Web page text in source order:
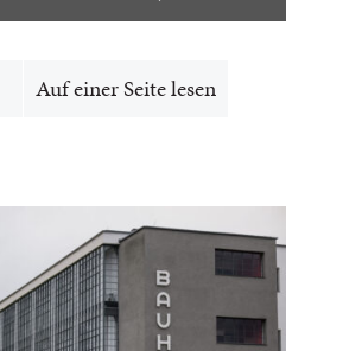
Auf einer Seite lesen